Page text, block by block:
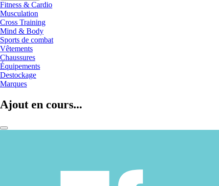
Fitness & Cardio
Musculation
Cross Training
Mind & Body
Sports de combat
Vêtements
Chaussures
Équipements
Destockage
Marques
Ajout en cours...